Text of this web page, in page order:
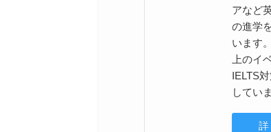
アなど
の進学
います
上のイ
IELTS
してい
詳